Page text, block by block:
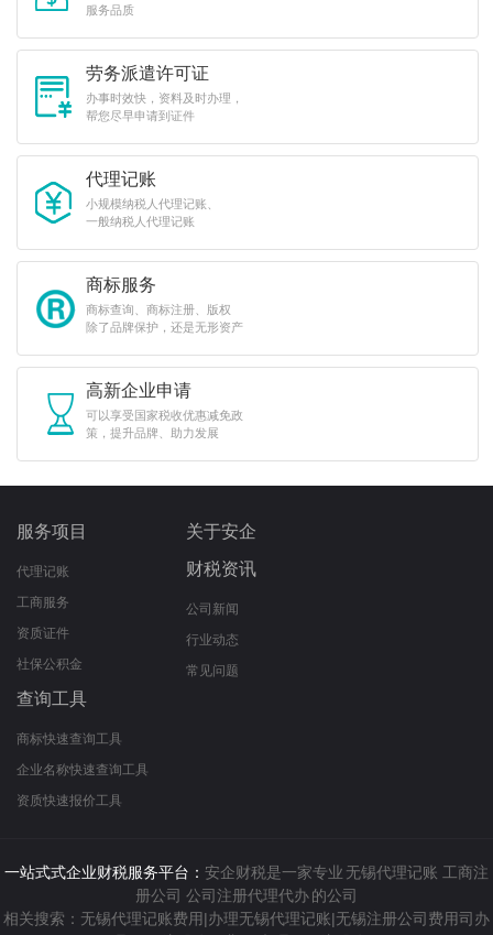
服务品质
劳务派遣许可证
办事时效快，资料及时办理，
帮您尽早申请到证件
代理记账
小规模纳税人代理记账、
一般纳税人代理记账
商标服务
商标查询、商标注册、版权
除了品牌保护，还是无形资产
高新企业申请
可以享受国家税收优惠减免政
策，提升品牌、助力发展
服务项目
代理记账
工商服务
资质证件
社保公积金
关于安企
财税资讯
公司新闻
行业动态
常见问题
查询工具
商标快速查询工具
企业名称快速查询工具
资质快速报价工具
一站式式企业财税服务平台： 安企财税是一家专业 无锡代理记账 工商注
册公司 公司注册代理代办的公司
相关搜索：无锡代理记账费用|办理无锡代理记账|无锡注册公司费用司办